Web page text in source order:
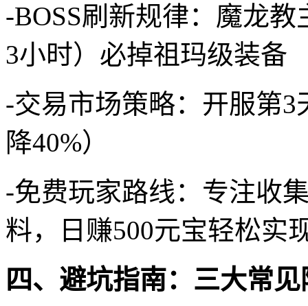
-BOSS刷新规律：魔龙
3小时）必掉祖玛级装备
-交易市场策略：开服第
降40%）
-免费玩家路线：专注收
料，日赚500元宝轻松实
四、避坑指南：三大常